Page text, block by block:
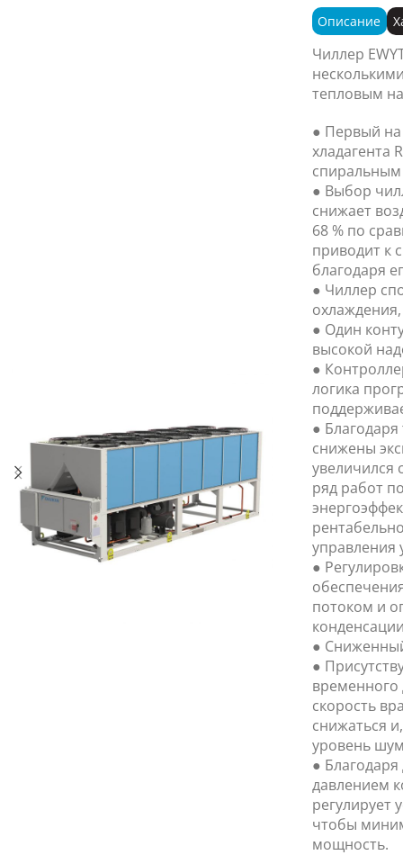
Описание
Чиллер
тепловым
● Первый
хладагента
● Выбор
снижает
68 % по
приводит к
благодаря
● Чиллер
● Один
высокой
●
логика
●
снижены
увеличился
ряд работ
управления
●
потоком и
●
●
временного
скорость
снижаться
уровень
●
давлением
регулирует
чтобы
мощность.